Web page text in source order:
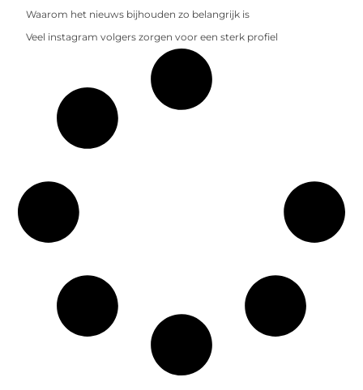
Waarom het nieuws bijhouden zo belangrijk is
Veel instagram volgers zorgen voor een sterk profiel